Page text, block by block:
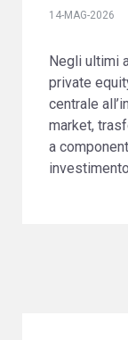
14-MAG-2026
Negli ultimi
private
centrale
market,
a